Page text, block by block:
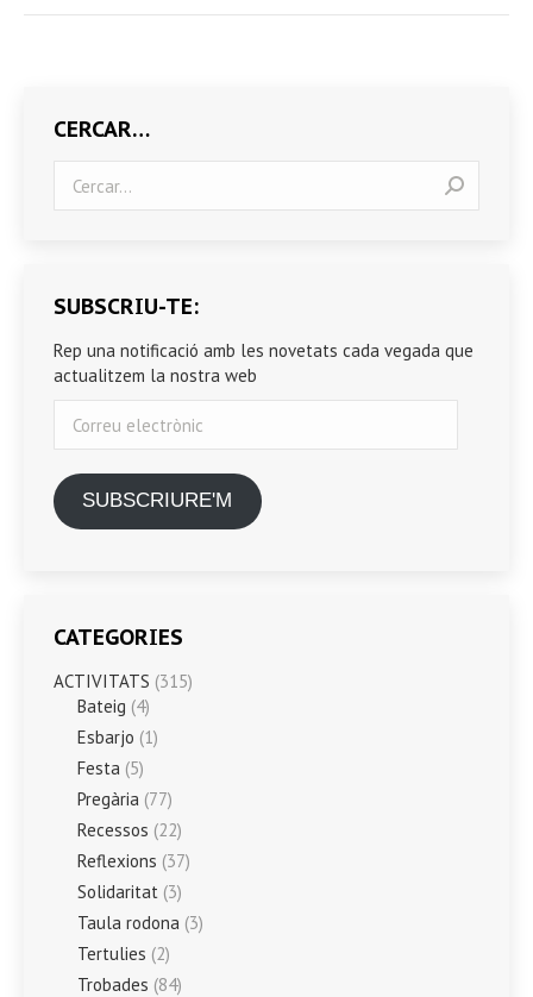
CERCAR…
SUBSCRIU-TE:
Rep una notificació amb les novetats cada vegada que
actualitzem la nostra web
electrònic
SUBSCRIURE'M
CATEGORIES
ACTIVITATS (315)
Bateig (4)
Esbarjo (1)
Festa (5)
Pregària (77)
Recessos (22)
Reflexions (37)
Solidaritat (3)
Taula rodona (3)
Tertulies (2)
Trobades (84)